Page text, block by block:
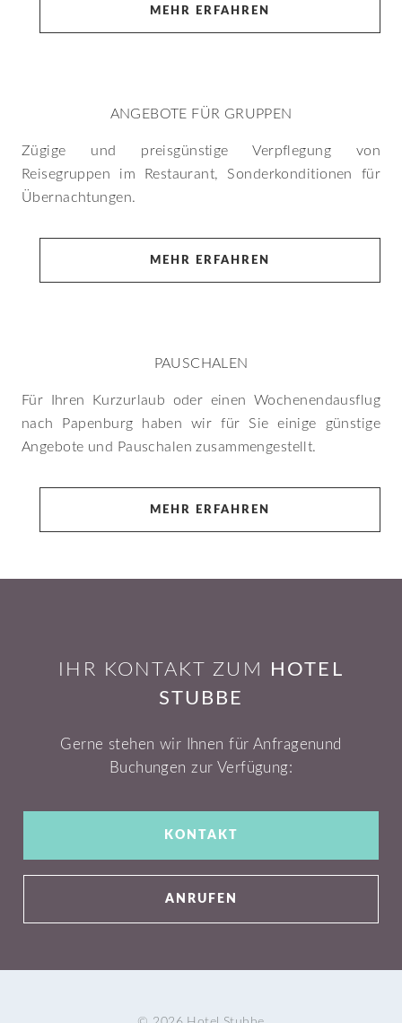
MEHR ERFAHREN
ANGEBOTE FÜR GRUPPEN
Zügige und preisgünstige Verpflegung von
Reisegruppen im Restaurant, Sonderkonditionen für
Übernachtungen.
MEHR ERFAHREN
PAUSCHALEN
Für Ihren Kurzurlaub oder einen Wochenendausflug
nach Papenburg haben wir für Sie einige günstige
Angebote und Pauschalen zusammengestellt.
MEHR ERFAHREN
IHR KONTAKT ZUM
HOTEL
STUBBE
Gerne stehen wir Ihnen für Anfragenund
Buchungen zur Verfügung:
KONTAKT
ANRUFEN